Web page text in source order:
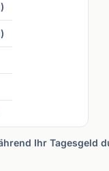
Ihr Tagesgeld